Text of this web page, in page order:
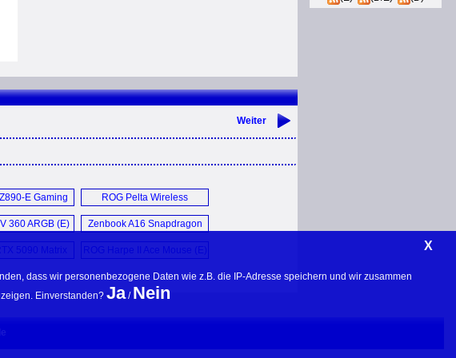
Weiter
E Gaming
Fi (E)
ROG Pelta Wireless
Headset (E)
360 ARGB (E)
Zenbook A16 Snapdragon
Qualcomm X2 Elite
Laptop (E)
5090 Matrix
ROG Harpe II Ace Mouse (E)
dass wir personenbezogene Daten wie z.B. die IP-Adresse speichern und wir zusammen
Einverstanden? Ja / Nein
X